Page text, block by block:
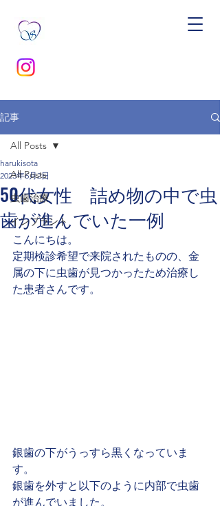
記事
All Posts
虫歯治療
インプラント
All Posts
50代女性 詰め物の中で虫
歯が進んでいた一例
harukisota
2023年6月2日
こんにちは。
定期検診希望で来院されたものの、金
属の下に虫歯が見つかったため治療し
た患者さんです。
銀歯の下がうっすら黒くなっていま
す。
銀歯を外すと以下のように内部で虫歯
が進んでいました。